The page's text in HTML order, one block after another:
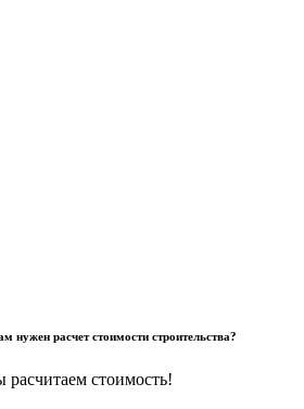
нужен расчет стоимости строительства?
стоимость!